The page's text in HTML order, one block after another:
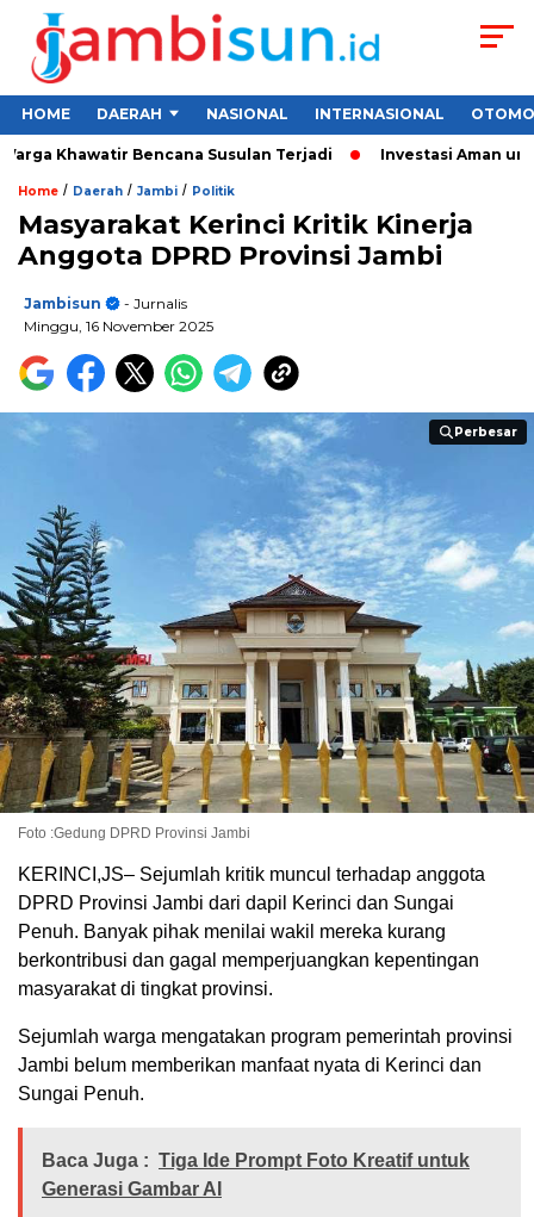
HOME DAERAH NASIONAL INTERNASIONAL
Khawatir Bencana Susulan Terjadi Investasi Aman untuk
Home / Daerah / Jambi / Politik
Masyarakat Kerinci Kritik Kinerja
Anggota DPRD Provinsi Jambi
Jambisun
- Jurnalis
Minggu, 16 November 2025
Perbesar
Perbesar
Foto :Gedung DPRD Provinsi Jambi
KERINCI,JS– Sejumlah kritik muncul terhadap anggota
DPRD Provinsi Jambi dari dapil Kerinci dan Sungai
Penuh. Banyak pihak menilai wakil mereka kurang
berkontribusi dan gagal memperjuangkan kepentingan
masyarakat di tingkat provinsi.
Sejumlah warga mengatakan program pemerintah provinsi
Jambi belum memberikan manfaat nyata di Kerinci dan
Sungai Penuh.
Baca Juga : Tiga Ide Prompt Foto Kreatif untuk
Generasi Gambar AI